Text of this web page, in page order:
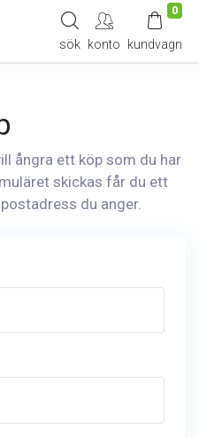
sök konto
0
kundvagn
ångra ett köp som du har
skickas får du ett
du anger.